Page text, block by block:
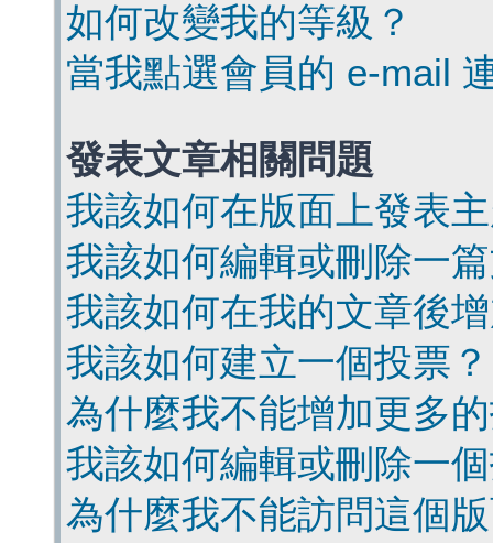
如何改變我的等級？
當我點選會員的 e-mail
發表文章相關問題
我該如何在版面上發表
我該如何編輯或刪除一
我該如何在我的文章後
我該如何建立一個投票？
為什麼我不能增加更多
我該如何編輯或刪除一
為什麼我不能訪問這個